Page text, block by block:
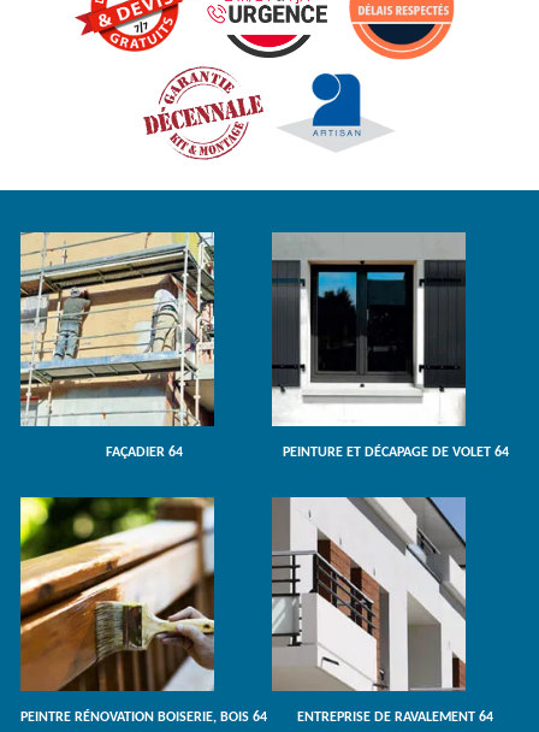
FAÇADIER 64 PEINTURE ET DÉCAPAGE DE VOLET 64
PEINTRE RÉNOVATION BOISERIE, BOIS 64 ENTREPRISE DE RAVALEMENT 64